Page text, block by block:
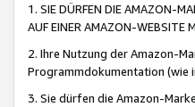
1. SIE DÜRFEN DIE AMAZON-
AUF EINER AMAZON-WEBSITE
2. Ihre Nutzung der Amazon-
Programmdokumentation (wie
3. Sie dürfen die Amazon-